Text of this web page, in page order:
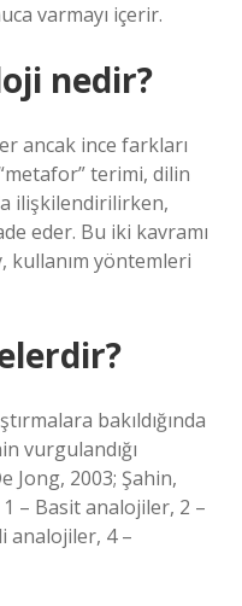
varmayı içerir.
nedir?
ancak ince farkları
terimi, dilin
ilişkilendirilirken,
eder. Bu iki kavramı
kullanım yöntemleri
bakıldığında
vurgulandığı
Jong, 2003; Şahin,
– Basit analojiler, 2 –
analojiler, 4 –